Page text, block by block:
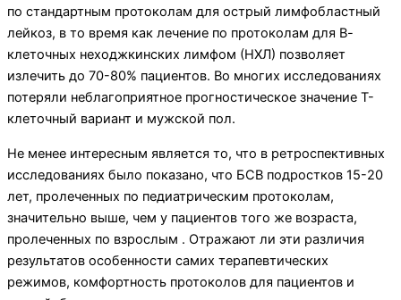
по стандартным протоколам для острый лимфобластный
лейкоз, в то время как лечение по протоколам для В-
клеточных неходжкинских лимфом (НХЛ) позволяет
излечить до 70-80% пациентов. Во многих исследованиях
потеряли неблагоприятное прогностическое значение T-
клеточный вариант и мужской пол.
Не менее интересным является то, что в ретроспективных
исследованиях было показано, что БСВ подростков 15-20
лет, пролеченных по педиатрическим протоколам,
значительно выше, чем у пациентов того же возраста,
пролеченных по взрослым . Отражают ли эти различия
результатов особенности самих терапевтических
режимов, комфортность протоколов для пациентов и